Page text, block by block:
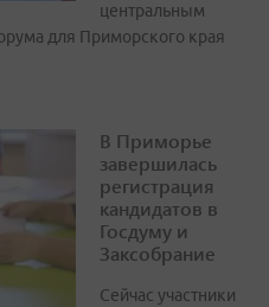
центральным
для Приморского края
В Приморье
завершилась
регистрация
кандидатов в
Госдуму и
Заксобрание
Сейчас участники